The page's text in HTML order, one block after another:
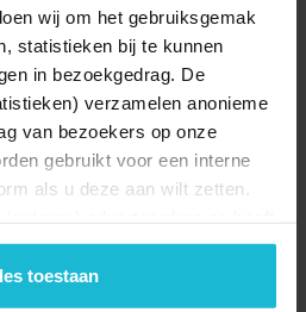
wij om het gebruiksgemak
statistieken bij te kunnen
in bezoekgedrag. De
verzamelen anonieme
van bezoekers op onze
gebruikt voor een interne
als u deze aan wilt zetten.
U kunt deze cookies via
of weigeren.
toestaan